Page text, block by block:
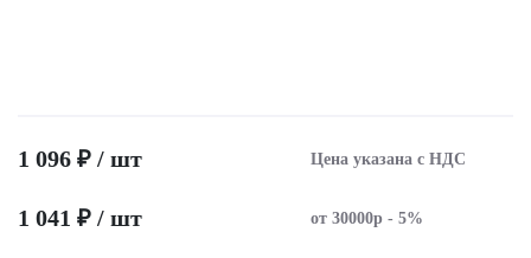
1 096 ₽ / шт Цена указана с НДС
1 041 ₽ / шт от 30000р - 5%